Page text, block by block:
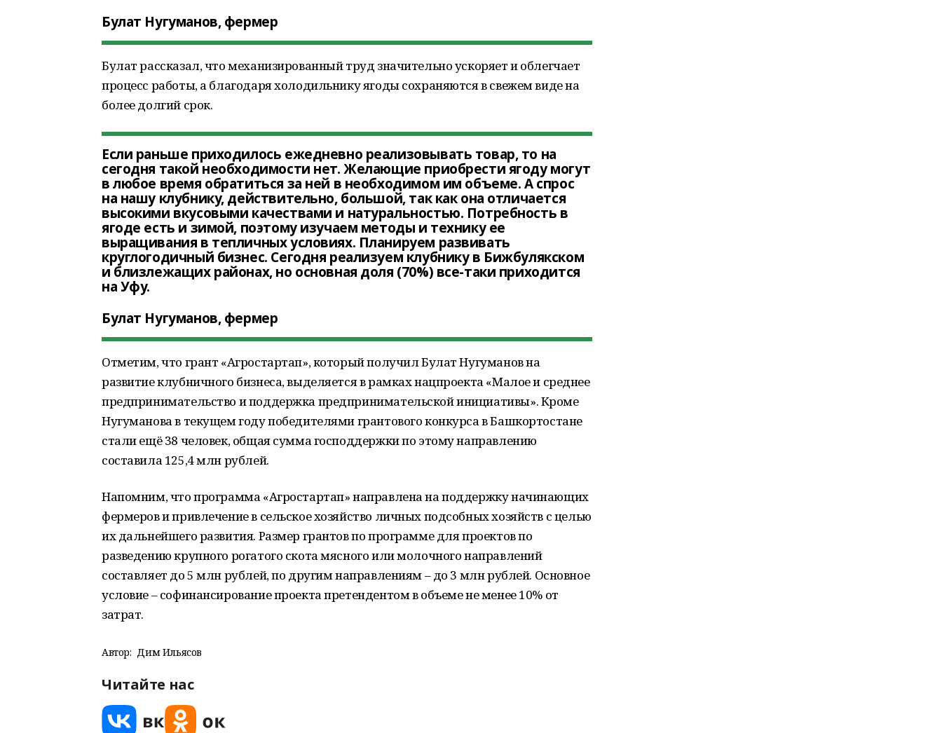
Булат Нугуманов, фермер
Булат рассказал, что механизированный труд значительно ускоряет и облегчает
процесс работы, а благодаря холодильнику ягоды сохраняются в свежем виде на
более долгий срок.
Если раньше приходилось ежедневно реализовывать товар, то на
сегодня такой необходимости нет. Желающие приобрести ягоду могут
в любое время обратиться за ней в необходимом им объеме. А спрос
на нашу клубнику, действительно, большой, так как она отличается
высокими вкусовыми качествами и натуральностью. Потребность в
ягоде есть и зимой, поэтому изучаем методы и технику ее
выращивания в тепличных условиях. Планируем развивать
круглогодичный бизнес. Сегодня реализуем клубнику в Бижбулякском
и близлежащих районах, но основная доля (70%) все-таки приходится
на Уфу.
Булат Нугуманов, фермер
Отметим, что грант «Агростартап», который получил Булат Нугуманов на
развитие клубничного бизнеса, выделяется в рамках нацпроекта «Малое и среднее
предпринимательство и поддержка предпринимательской инициативы». Кроме
Нугуманова в текущем году победителями грантового конкурса в Башкортостане
стали ещё 38 человек, общая сумма господдержки по этому направлению
составила 125,4 млн рублей.
Напомним, что программа «Агростартап» направлена на поддержку начинающих
фермеров и привлечение в сельское хозяйство личных подсобных хозяйств с целью
их дальнейшего развития. Размер грантов по программе для проектов по
разведению крупного рогатого скота мясного или молочного направлений
составляет до 5 млн рублей, по другим направлениям – до 3 млн рублей. Основное
условие – софинансирование проекта претендентом в объеме не менее 10% от
затрат.
Автор: Дим Ильясов
Читайте нас